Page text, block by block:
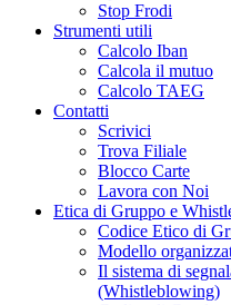
Stop Frodi
Strumenti utili
Calcolo Iban
Calcola il mutuo
Calcolo TAEG
Contatti
Scrivici
Trova Filiale
Blocco Carte
Lavora con Noi
Etica di Gruppo e
Codice Etico di
Modello
Il sistema di
(Whistleblowing)